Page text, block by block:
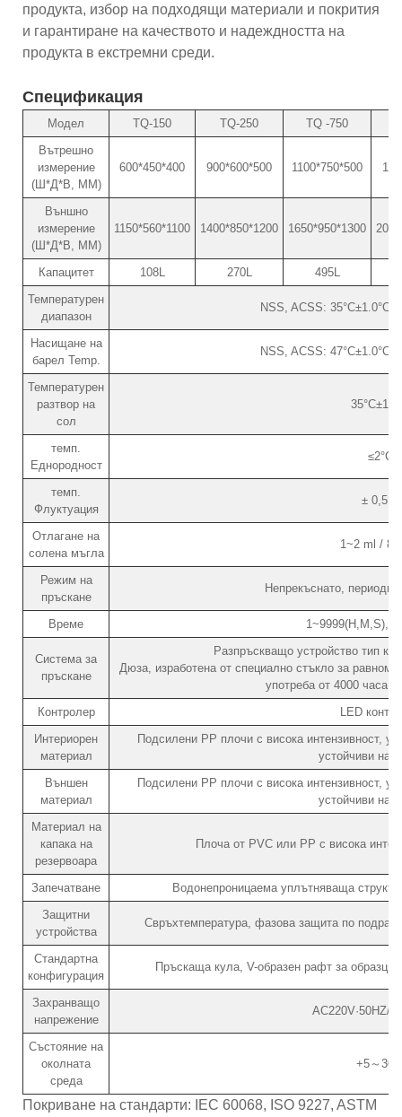
продукта, избор на подходящи материали и покрития
и гарантиране на качеството и надеждността на
продукта в екстремни среди.
Спецификация
Модел TQ-150 TQ-250 TQ -750
Вътрешно
измерение
(Ш*Д*В, ММ)
600*450*400 900*600*500 1100*750*500
Външно
измерение
(Ш*Д*В, ММ)
1150*560*1100 1400*850*1200 1650*950*1300
Капацитет 108L 270L
495L
Температурен
диапазон
NSS, ACSS: 35°C±1.0°C /
Насищане на
барел Temp.
NSS, ACSS: 47°C±1.0°C /
Температурен
разтвор на
сол
темп.
Еднородност
≤2°C
темп.
Флуктуация
± 0,5°C
Отлагане на
солена мъгла
1~2 ml /
Режим на
пръскане
Непрекъснато,
Време 1~9999(H,M,S),
Система за
пръскане
Разпръскващо устройство тип
Дюза, изработена от специално стъкло за
употреба от 4000 часа
Контролер
LED
Интериорен
материал
Подсилени PP плочи с висока интензивност,
устойчиви на
Външен
материал
Подсилени PP плочи с висока интензивност,
устойчиви на
Материал на
капака на
резервоара
Плоча от PVC или PP с висока
Запечатване
Водонепроницаема уплътняваща
Защитни
устройства
Свръхтемпература, фазова защита по
Стандартна
конфигурация
Пръскаща кула, V-образен рафт за
Захранващо
напрежение
AC220V·50HZ/
Състояние на
околната
среда
+5～
Покриване на стандарти: IEC 60068, ISO 9227, ASTM